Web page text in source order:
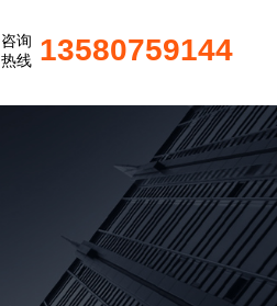
咨询
热线 13580759144